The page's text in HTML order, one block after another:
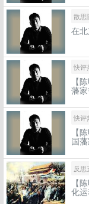
散思
在
快评
【
藩家
快评
【
国
反思
【
化